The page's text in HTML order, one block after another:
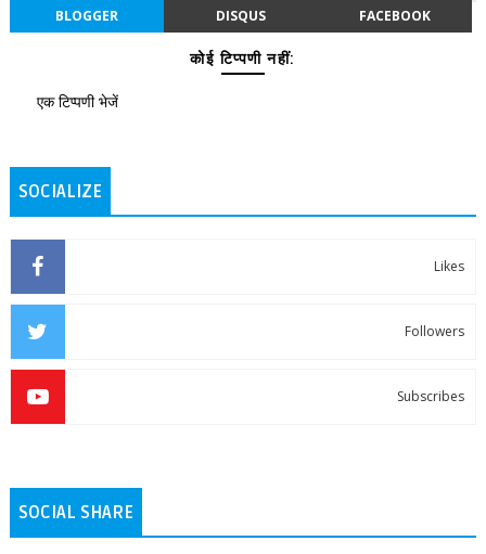
BLOGGER DISQUS FACEBOOK
कोई टिप्पणी नहीं:
एक टिप्पणी भेजें
SOCIALIZE
Likes
Followers
Subscribes
SOCIAL SHARE